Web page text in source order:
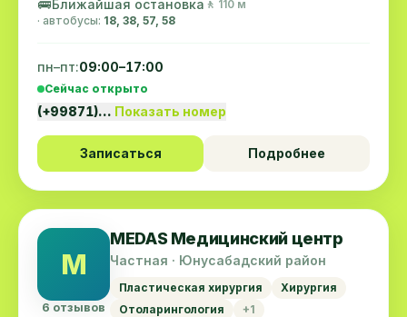
🚌Ближайшая остановка 🚶 110 м
· автобусы: 18, 38, 57, 58
пн–пт:09:00–17:00
Сейчас открыто
(+99871)… Показать номер
Записаться Подробнее
M
6 отзывов
MEDAS Медицинский центр
Частная · Юнусабадский район
Пластическая хирургия
Хирургия
Отоларингология
+1